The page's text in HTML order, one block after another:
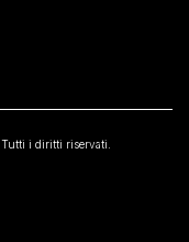
i diritti riservati.